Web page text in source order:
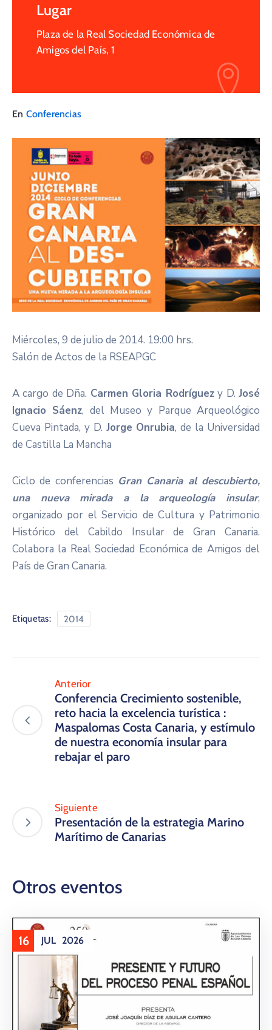
Lugar
Plaza de la Real Sociedad Económica de
Amigos del País, 1
En Conferencias
Miércoles, 9 de julio de 2014. 19:00 hrs.
Salón de Actos de la RSEAPGC
A cargo de Dña. Carmen Gloria Rodríguezy D.José
Ignacio Sáenz, del Museo y Parque Arqueológico
Cueva Pintada, y D. Jorge Onrubia, de la Universidad
de Castilla La Mancha
Ciclo de conferencias Gran Canaria al descubierto,
una nueva mirada a la arqueología insular,
organizado por el Servicio de Cultura y Patrimonio
Histórico del Cabildo Insular de Gran Canaria.
Colabora la Real Sociedad Económica de Amigos del
País de Gran Canaria.
Etiquetas: 2014
Anterior
Conferencia Crecimiento sostenible,
reto hacia la excelencia turística :
Maspalomas Costa Canaria, y estímulo
de nuestra economía insular para
rebajar el paro
Siguiente
Presentación de la estrategia Marino
Marítimo de Canarias
Otros eventos
16 JUL 2026